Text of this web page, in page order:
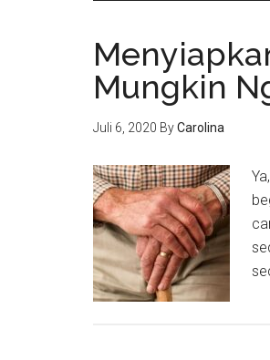
Mungkin
Juli 6, 2020 ByCarolina